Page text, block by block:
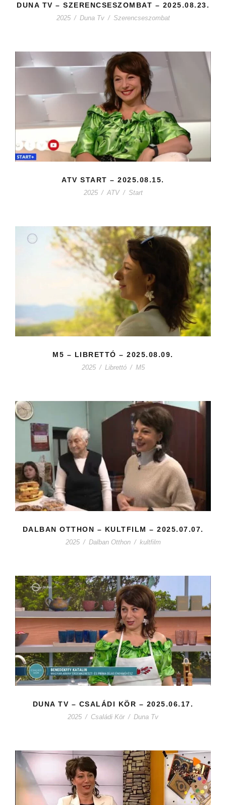
DUNA TV – SZERENCSESZOMBAT – 2025.08.23.
2025 / Duna Tv / Szerencseszombat
ATV START – 2025.08.15.
2025 / ATV / Start
M5 – LIBRETTÓ – 2025.08.09.
2025 / Librettó / M5
DALBAN OTTHON – KULTFILM – 2025.07.07.
2025 / Dalban Otthon / kultfilm
DUNA TV – CSALÁDI KÖR – 2025.06.17.
2025 / Családi Kör / Duna Tv